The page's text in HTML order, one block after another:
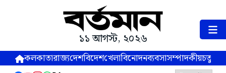
১১ আগস্ট, ২০২৬
কলকাতারাজ্যদেশবিদেশখেলাবিনোদনব্যবসাসম্পাদকীয়